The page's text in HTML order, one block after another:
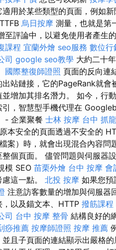
用於某些類型的頁面，例如新
TTFB 烏日按摩 測量，也就是第
至評論中，以避免使用者產生
課程 宜蘭外燴 seo服務 數位行
司 google seo教學 大約二十
國際整復師證照 頁面的反向連
站鏈接，它的PageRank就會
並增加其排名潛力。 如今，行
引，智慧型手機代理在
- 企業聚餐 士林 按摩 台中 抓
本安全的頁面透過不安全的
檔案）時，就會出現混合內容問
整個頁面。 儘管問題與伺服
模 SEO 苗栗外燴 台中 按摩 會
這一點。 北投 按摩 如果您預
注意訪客數量的增加與伺服器
以及錨文本、HTTP 撥筋課程
司 台中 按摩 整骨 結構良好的
痧推薦 按摩師證照 按摩 推薦
且子頁面的連結顯示出嚴格的